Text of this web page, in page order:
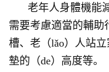
老年人身體機能
需要考慮適當的輔助
槽、老（lǎo）人站
墊的（de）高度等。